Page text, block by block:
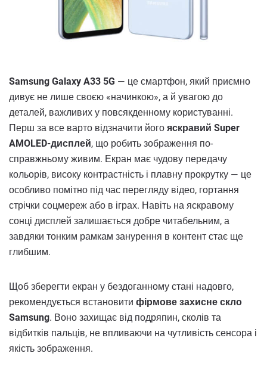
Samsung Galaxy A33 5G — це смартфон, який приємно
дивує не лише своєю «начинкою», а й увагою до
деталей, важливих у повсякденному користуванні.
Перш за все варто відзначити його яскравий Super
AMOLED-дисплей, що робить зображення по-
справжньому живим. Екран має чудову передачу
кольорів, високу контрастність і плавну прокрутку — це
особливо помітно під час перегляду відео, гортання
стрічки соцмереж або в іграх. Навіть на яскравому
сонці дисплей залишається добре читабельним, а
завдяки тонким рамкам занурення в контент стає ще
глибшим.
Щоб зберегти екран у бездоганному стані надовго,
рекомендується встановити фірмове захисне скло
Samsung. Воно захищає від подряпин, сколів та
відбитків пальців, не впливаючи на чутливість сенсора і
якість зображення.